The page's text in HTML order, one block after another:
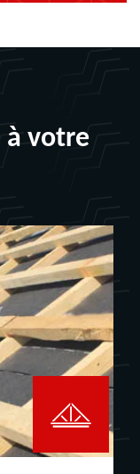
à votre